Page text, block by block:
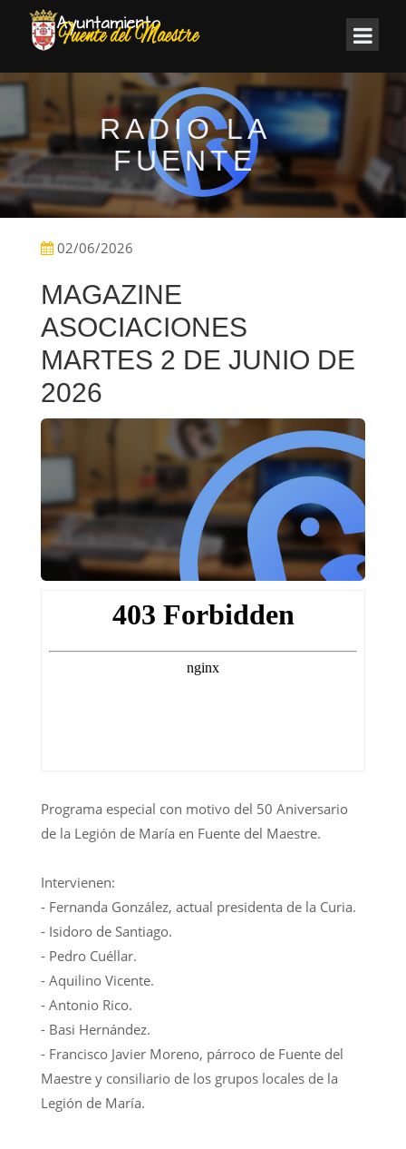
RADIO LA
FUENTE
02/06/2026
MAGAZINE
ASOCIACIONES
MARTES 2 DE JUNIO DE
2026
Programa especial con motivo del 50 Aniversario
de la Legión de María en Fuente del Maestre.
Intervienen:
- Fernanda González, actual presidenta de la Curia.
- Isidoro de Santiago.
- Pedro Cuéllar.
- Aquilino Vicente.
- Antonio Rico.
- Basi Hernández.
- Francisco Javier Moreno, párroco de Fuente del
Maestre y consiliario de los grupos locales de la
Legión de María.